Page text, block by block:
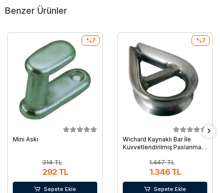
Benzer Ürünler
Mini Askı
314 TL
292 TL
%7
Sepete Ekle
Wichard Kaynaklı Bar İle
Kuvvetlendirilmiş Paslanmaz
1.447 TL
1.346 TL
%7
Sepete Ekle